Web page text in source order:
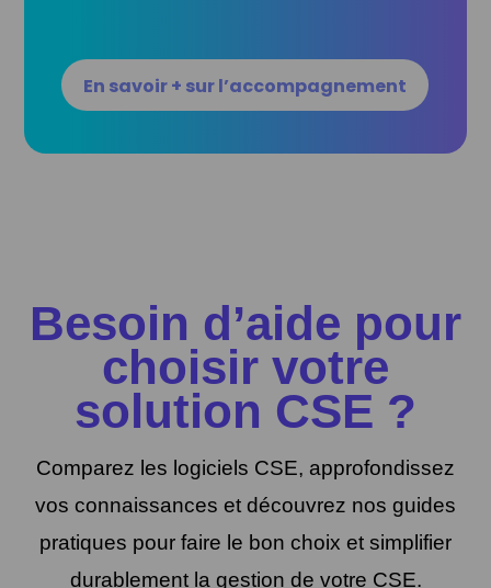
En savoir + sur l’accompagnement
Besoin d’aide pour
choisir votre
solution CSE ?
Comparez les logiciels CSE, approfondissez
vos connaissances et découvrez nos guides
pratiques pour faire le bon choix et simplifier
durablement la gestion de votre CSE.